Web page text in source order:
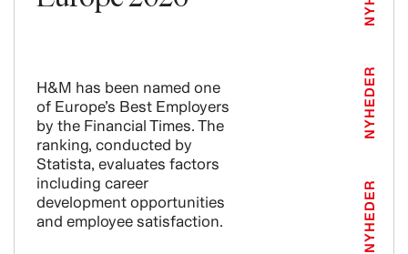
H&M has been named one
of Europe’s Best Employers
by the Financial Times. The
ranking, conducted by
Statista, evaluates factors
including career
development opportunities
and employee satisfaction.
NYHEDER
NYHEDER